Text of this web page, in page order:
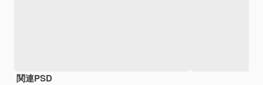
関連PSD